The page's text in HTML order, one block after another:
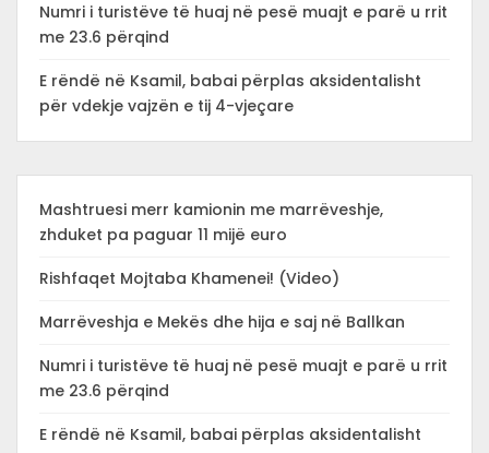
Numri i turistëve të huaj në pesë muajt e parë u rrit
me 23.6 përqind
E rëndë në Ksamil, babai përplas aksidentalisht
për vdekje vajzën e tij 4-vjeçare
Mashtruesi merr kamionin me marrëveshje,
zhduket pa paguar 11 mijë euro
Rishfaqet Mojtaba Khamenei! (Video)
Marrëveshja e Mekës dhe hija e saj në Ballkan
Numri i turistëve të huaj në pesë muajt e parë u rrit
me 23.6 përqind
E rëndë në Ksamil, babai përplas aksidentalisht